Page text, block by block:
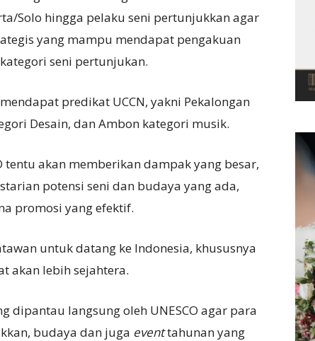
Solo hingga pelaku seni pertunjukkan agar
yang mampu mendapat pengakuan
seni pertunjukan.
predikat UCCN, yakni Pekalongan
Desain, dan Ambon kategori musik.
akan memberikan dampak yang besar,
potensi seni dan budaya yang ada,
promosi yang efektif.
untuk datang ke Indonesia, khususnya
akan lebih sejahtera.
dipantau langsung oleh UNESCO agar para
budaya dan juga eventtahunan yang